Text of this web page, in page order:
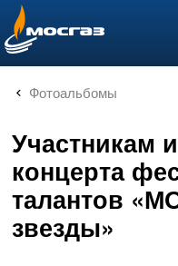
info@mos-gaz.ru
Фотоальбомы
Участникам
концерта
талантов
звезды»